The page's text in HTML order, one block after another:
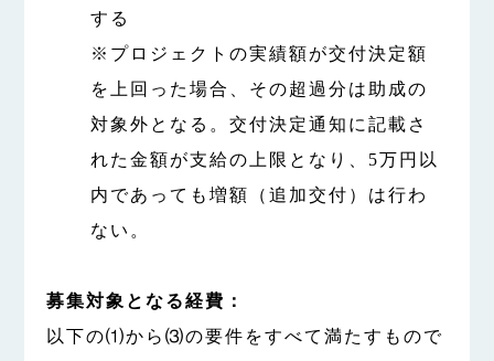
する
※プロジェクトの実績額が交付決定額
を上回った場合、その超過分は助成の
対象外となる。交付決定通知に記載さ
れた金額が支給の上限となり、5万円以
内であっても増額（追加交付）は行わ
ない。
募集対象となる経費：
以下の⑴から⑶の要件をすべて満たすもので